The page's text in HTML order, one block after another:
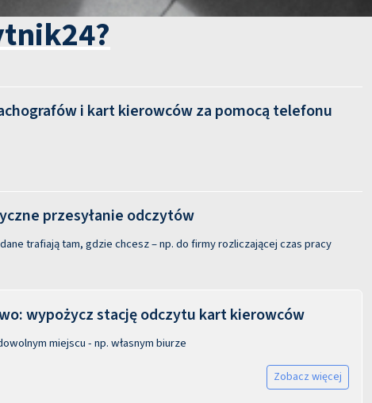
i kart kierowców za pomocą telefonu
przesyłanie odczytów
trafiają tam, gdzie chcesz – np. do firmy rozliczającej czas pracy
wypożycz stację odczytu kart kierowców
miejscu - np. własnym biurze
Zobacz więcej